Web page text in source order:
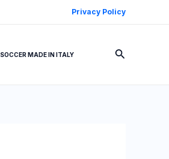
Privacy Policy
SOCCER MADE IN ITALY Cerca